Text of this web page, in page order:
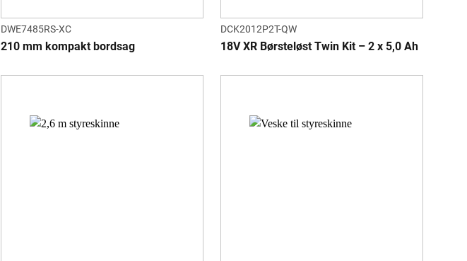
DWE7485RS-XC
210 mm kompakt bordsag
DCK2012P2T-QW
18V XR Børsteløst Twin Kit – 2 x 5,0 Ah